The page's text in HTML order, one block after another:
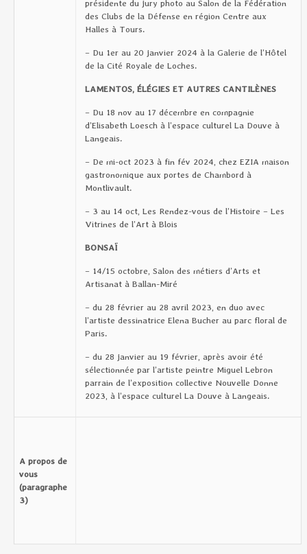
présidente du jury photo au Salon de la Fédération
des Clubs de la Défense en région Centre aux
Halles à Tours.
– Du 1er au 20 janvier 2024 à la Galerie de l’Hôtel
de la Cité Royale de Loches.
LAMENTOS, ÉLÉGIES ET AUTRES CANTILÈNES
– Du 18 nov au 17 décembre en compagnie
d’Elisabeth Loesch à l’espace culturel La Douve à
Langeais.
– De mi-oct 2023 à fin fév 2024, chez EZIA maison
gastronomique aux portes de Chambord à
Montlivault.
– 3 au 14 oct, Les Rendez-vous de l’Histoire – Les
Vitrines de l’Art à Blois
BONSAÏ
– 14/15 octobre, Salon des métiers d’Arts et
Artisanat à Ballan-Miré
– du 28 février au 28 avril 2023, en duo avec
l’artiste dessinatrice Elena Bucher au parc floral de
Paris.
– du 28 janvier au 19 février, après avoir été
sélectionnée par l’artiste peintre Miguel Lebron
parrain de l’exposition collective Nouvelle Donne
2023, à l’espace culturel La Douve à Langeais.
A propos de
vous
(paragraphe
3)